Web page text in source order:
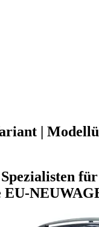
|
für
EU-